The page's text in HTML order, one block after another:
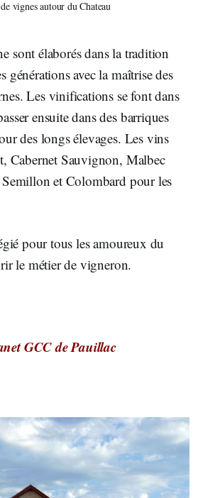
vignes autour du Chateau
sont élaborés dans la tradition
générations avec la maîtrise des
Les vinifications se font dans
ensuite dans des barriques
des longs élevages. Les vins
Cabernet Sauvignon, Malbec
et Colombard pour les
pour tous les amoureux du
le métier de vigneron.
GCC de Pauillac